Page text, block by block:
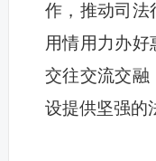
作，推动司法
用情用力办
交往交流交融
设提供坚强的